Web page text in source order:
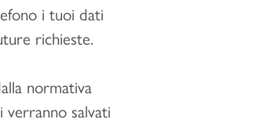
i tuoi dati
richieste.
normativa
salvati